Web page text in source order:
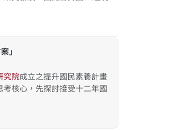
」
究院成立之提升國民素養計畫
核心，先探討接受十二年國